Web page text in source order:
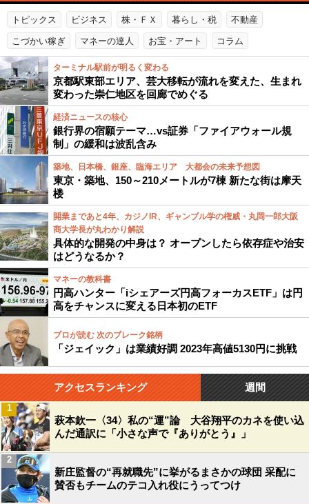
トピックス ビジネス 株・ＦＸ 暮らし・税 不動産
こづかい稼ぎ マネーの達人 お宝・アート コラム
ターミナル駅前が明るく変わる
京都駅東部エリア、芸大移転が流れを変えた、生まれ
変わった崇仁地区を回廊でめぐる
経済ニュースの核心
銀行界の宿願テーマ…vs証券「ファイアウォール規
制」の緩和は波乱含み
築地、日本橋、銀座、臨海エリア 大都会の未来予想図
東京・築地、150～210メートルが7棟 新たな街は摩天
楼
開業まであと4年、カジノIR、ギャンブル学の権威・丸岡一郎大阪
商大学長が丸わかり解説
具体的な開発の中身は？ オープンしたら依存症や治安
はどうなるか？
マネーの教科書
円高ハンター「iシェアーズ円高フォーカスETF」は円
高をチャンスに変える日本初のETF
プロが読む 次のブレーク銘柄
「ジェイック」は業績好調 2023年高値5130円に挑戦
アクセスランキング 週間
萩本欽一〈34〉私の“運”論 大谷翔平のカネを使い込
んだ通訳に「小さな声で『ありがとう』」
1
新庄監督の“再就職先”に挙がるまさかの球団 采配に
賛否もチームのテコ入れ役にうってつけ
2